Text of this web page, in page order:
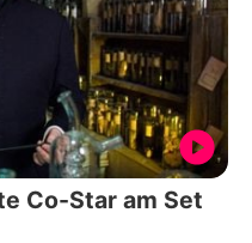
Co-Star am Set